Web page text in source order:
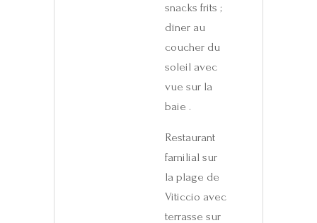
snacks frits ;
dîner au
coucher du
soleil avec
vue sur la
baie .
Restaurant
familial sur
la plage de
Viticcio avec
terrasse sur